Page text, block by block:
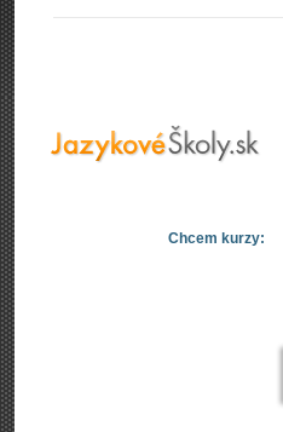
Chcem kurzy: